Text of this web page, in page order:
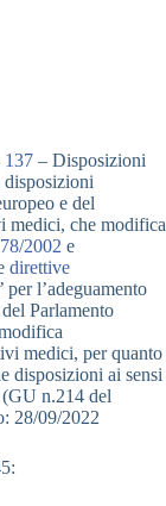
137 – Disposizioni
disposizioni
e del
medici, che modifica
2002 e
direttive
l’adeguamento
del Parlamento
medici, per quanto
disposizioni ai sensi
(GU n.214 del
28/09/2022